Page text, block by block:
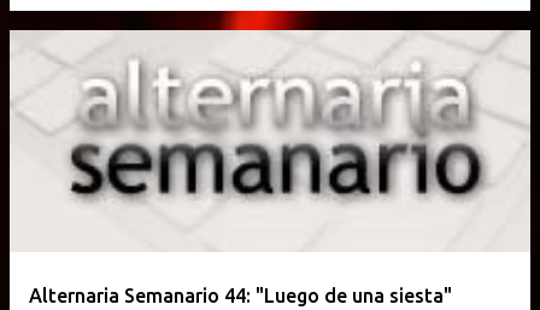
Alternaria Semanario 44: "Luego de una siesta"